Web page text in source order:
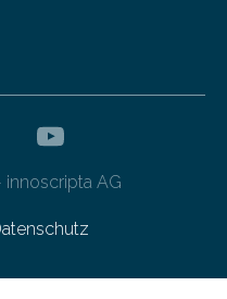
AG